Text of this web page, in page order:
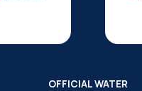
OFFICIAL WATER